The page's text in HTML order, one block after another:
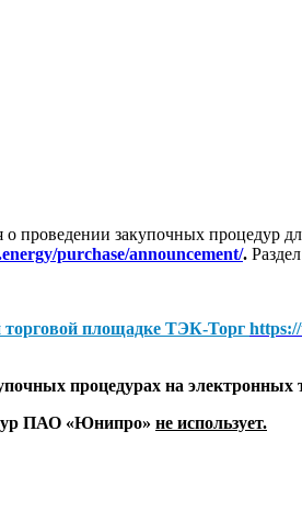
проведении закупочных
purchase/announcement/.
торговой площадке ТЭК-Торг
процедурах на
ПАО «Юнипро» не использует.